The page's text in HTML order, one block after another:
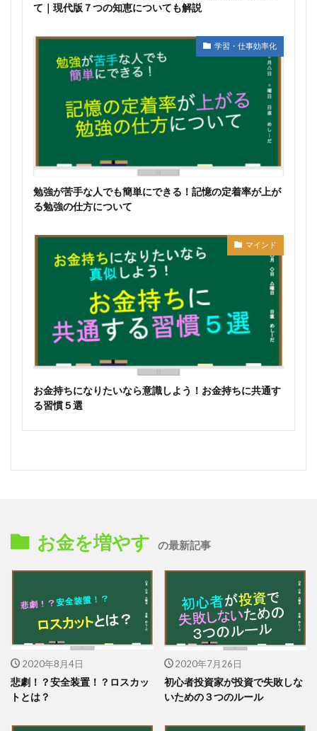
て｜現代版７つの知恵についても解説
学習・仕事効率化
勉強が苦手な人でも簡単にできる！記憶の定着率が上が
る勉強の仕方について
マインド
お金持ちになりたいなら意識しよう！お金持ちに共通す
る習慣５選
お金を増やす の最新記事
2020年8月4日
悲劇！？安全装置！？ロスカッ
トとは？
2020年7月26日
初心者投資家が投資で失敗しな
いための３つのルール